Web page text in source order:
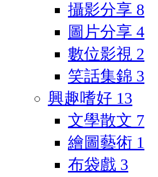
攝影分享 8
圖片分享 4
數位影視 2
笑話集錦 3
興趣嗜好 13
文學散文 7
繪圖藝術 1
布袋戲 3